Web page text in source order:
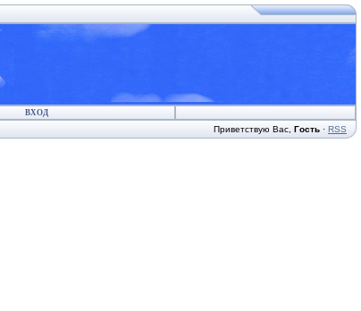
ВХОД
Приветствую Вас Гость · RSS